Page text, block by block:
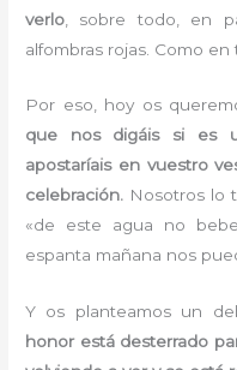
verlo , sobre todo, en
alfombras rojas. Como en
Por eso, hoy os
que nos digáis si es
apostaríais en vuestro
celebración. Nosotros lo
«de este agua no
espanta mañana nos
Y os planteamos un
honor está desterrado